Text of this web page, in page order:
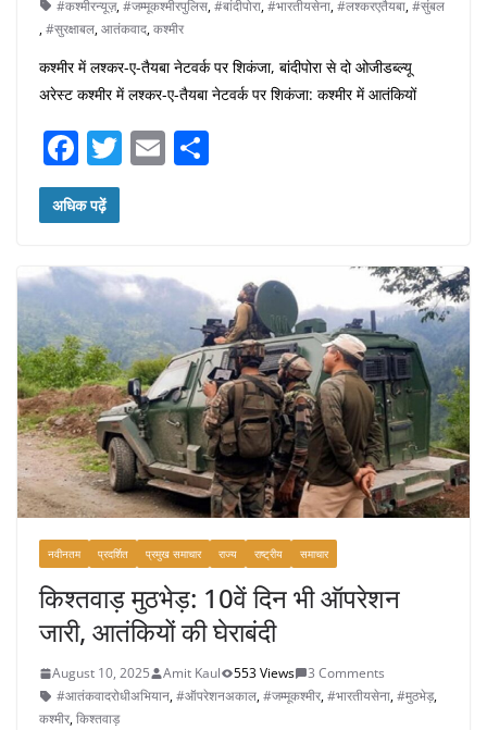
#कश्मीरन्यूज़,#जम्मूकश्मीरपुलिस,#बांदीपोरा,#भारतीयसेना,#लश्करएतैयबा,#सुंबल
,#सुरक्षाबल,आतंकवाद,कश्मीर
कश्मीर में लश्कर-ए-तैयबा नेटवर्क पर शिकंजा, बांदीपोरा से दो ओजीडब्ल्यू
अरेस्ट कश्मीर में लश्कर-ए-तैयबा नेटवर्क पर शिकंजा: कश्मीर में आतंकियों
F
a
c
b
o
o
k
T E
अधिक पढ़ें
नवीनतम प्रदर्शित प्रमुख समाचार राज्य राष्ट्रीय समाचार
किश्तवाड़ मुठभेड़: 10वें दिन भी ऑपरेशन
जारी, आतंकियों की घेराबंदी
August 10, 2025 Amit Kaul 553 Views
3 Comments
#आतंकवादरोधीअभियान,#ऑपरेशनअकाल,#जम्मूकश्मीर,#भारतीयसेना,#मुठभेड़,
कश्मीर,किश्तवाड़